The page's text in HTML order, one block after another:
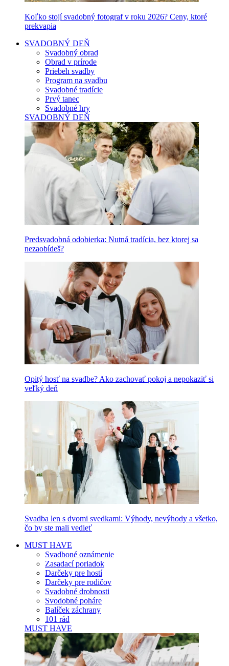
Koľko stojí svadobný fotograf v roku 2026? Ceny, ktoré
prekvapia
SVADOBNÝ DEŇ
Svadobný obrad
Obrad v prírode
Priebeh svadby
Program na svadbu
Svadobné tradície
Prvý tanec
Svadobné hry
SVADOBNÝ DEŇ
Predsvadobná odobierka: Nutná tradícia, bez ktorej sa
nezaobídeš?
Opitý hosť na svadbe? Ako zachovať pokoj a nepokaziť si
veľký deň
Svadba len s dvomi svedkami: Výhody, nevýhody a všetko,
čo by ste mali vedieť
MUST HAVE
Svadboné oznámenie
Zasadací poriadok
Darčeky pre hostí
Darčeky pre rodičov
Svadobné drobnosti
Svodobné poháre
Balíček záchrany
101 rád
MUST HAVE